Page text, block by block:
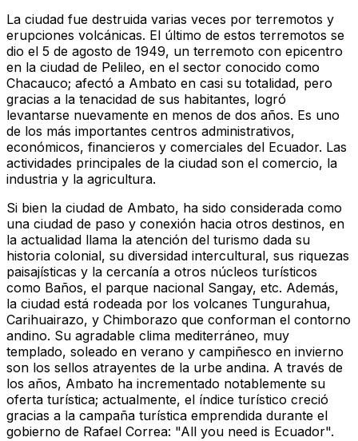
La ciudad fue destruida varias veces por terremotos y
erupciones volcánicas. El último de estos terremotos se
dio el 5 de agosto de 1949, un terremoto con epicentro
en la ciudad de Pelileo, en el sector conocido como
Chacauco; afectó a Ambato en casi su totalidad, pero
gracias a la tenacidad de sus habitantes, logró
levantarse nuevamente en menos de dos años. Es uno
de los más importantes centros administrativos,
económicos, financieros y comerciales del Ecuador. Las
actividades principales de la ciudad son el comercio, la
industria y la agricultura.
Si bien la ciudad de Ambato, ha sido considerada como
una ciudad de paso y conexión hacia otros destinos, en
la actualidad llama la atención del turismo dada su
historia colonial, su diversidad intercultural, sus riquezas
paisajísticas y la cercanía a otros núcleos turísticos
como Baños, el parque nacional Sangay, etc. Además,
la ciudad está rodeada por los volcanes Tungurahua,
Carihuairazo, y Chimborazo que conforman el contorno
andino. Su agradable clima mediterráneo, muy
templado, soleado en verano y campiñesco en invierno
son los sellos atrayentes de la urbe andina. A través de
los años, Ambato ha incrementado notablemente su
oferta turística; actualmente, el índice turístico creció
gracias a la campaña turística emprendida durante el
gobierno de Rafael Correa: "All you need is Ecuador".